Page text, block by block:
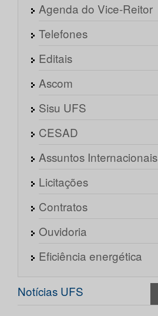
Agenda do Vice-Reitor
Telefones
Editais
Ascom
Sisu UFS
CESAD
Assuntos Internacionais
Licitações
Contratos
Ouvidoria
Eficiência energética
Notícias UFS